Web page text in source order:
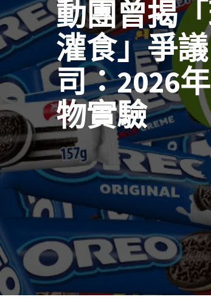
動團曾揭
灌食」爭
司：2026
物實驗